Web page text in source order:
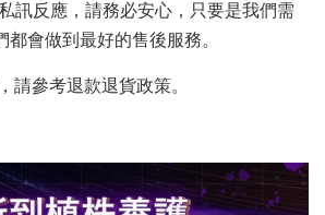
訊反應，請務必安心，只要是我們需
會做到最好的售後服務。
參考退款退貨政策。